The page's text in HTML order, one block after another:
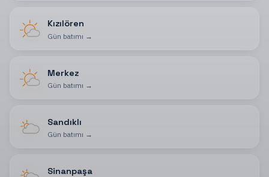
Kızılören
Gün batımı →
Merkez
Gün batımı →
Sandıklı
Gün batımı →
Sinanpaşa